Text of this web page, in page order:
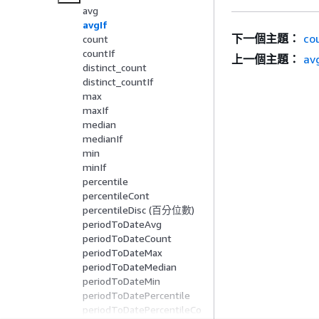
avg
avgIf
count
countIf
distinct_count
distinct_countIf
max
maxIf
median
medianIf
min
minIf
percentile
percentileCont
percentileDisc (百分位數)
periodToDateAvg
periodToDateCount
periodToDateMax
periodToDateMedian
periodToDateMin
periodToDatePercentile
periodToDatePercentileCo
下一個主題：
上一個主題：